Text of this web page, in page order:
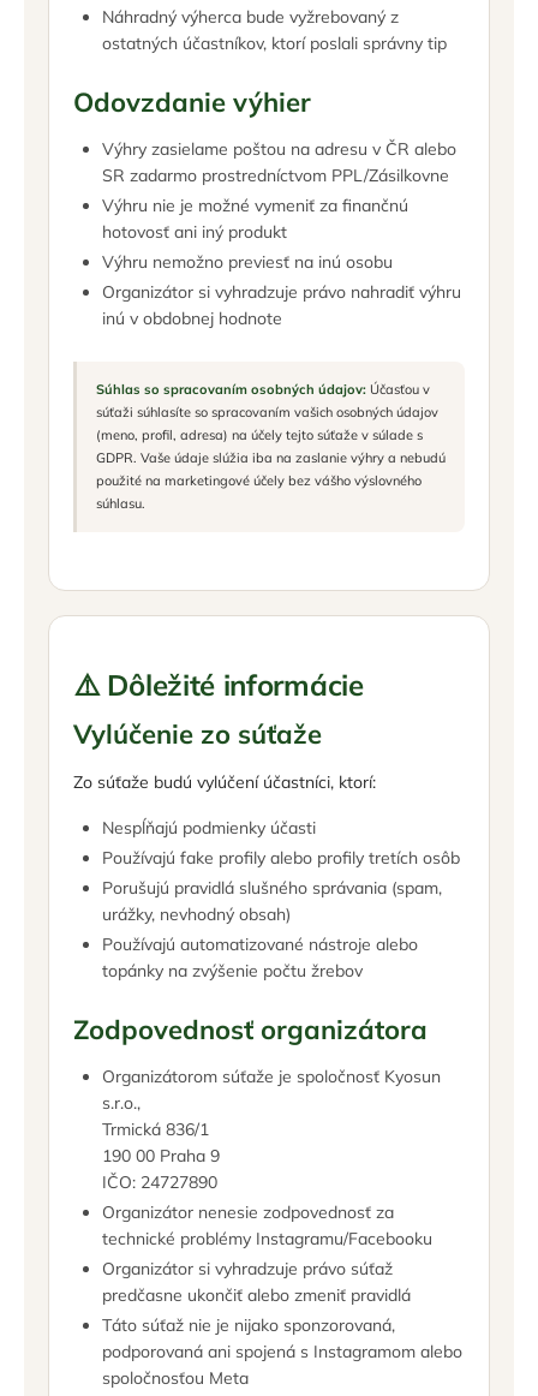
Náhradný výherca bude vyžrebovaný z
ostatných účastníkov, ktorí poslali správny tip
Odovzdanie výhier
Výhry zasielame poštou na adresu v ČR alebo
SR zadarmo prostredníctvom PPL/Zásilkovne
Výhru nie je možné vymeniť za finančnú
hotovosť ani iný produkt
Výhru nemožno previesť na inú osobu
Organizátor si vyhradzuje právo nahradiť výhru
inú v obdobnej hodnote
Súhlas so spracovaním osobných údajov: Účasťou v
súťaži súhlasíte so spracovaním vašich osobných údajov
(meno, profil, adresa) na účely tejto súťaže v súlade s
GDPR. Vaše údaje slúžia iba na zaslanie výhry a nebudú
použité na marketingové účely bez vášho výslovného
súhlasu.
⚠️ Dôležité informácie
Vylúčenie zo súťaže
Zo súťaže budú vylúčení účastníci, ktorí:
Nespĺňajú podmienky účasti
Používajú fake profily alebo profily tretích osôb
Porušujú pravidlá slušného správania (spam,
urážky, nevhodný obsah)
Používajú automatizované nástroje alebo
topánky na zvýšenie počtu žrebov
Zodpovednosť organizátora
Organizátorom súťaže je spoločnosť Kyosun
s.r.o.,
Trmická 836/1
190 00 Praha 9
IČO: 24727890
Organizátor nenesie zodpovednosť za
technické problémy Instagramu/Facebooku
Organizátor si vyhradzuje právo súťaž
predčasne ukončiť alebo zmeniť pravidlá
Táto súťaž nie je nijako sponzorovaná,
podporovaná ani spojená s Instagramom alebo
spoločnosťou Meta